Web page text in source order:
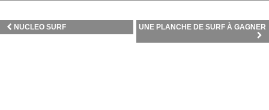
UNE PLANCHE DE SURF À GAGNER
NUCLEO SURF